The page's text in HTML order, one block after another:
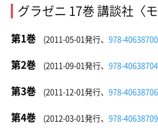
グラゼニ 17巻 講談社〈
第1巻 (2011-05-01発行、 978-
第2巻 (2011-09-01発行、 978-
第3巻 (2011-12-01発行、 978-
第4巻 (2012-03-01発行、 978-